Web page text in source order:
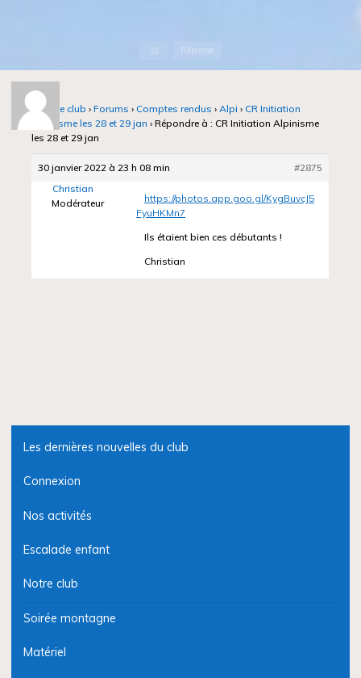
AccueilRéponse
Notre club › Forums › Comptes rendus › Alpi › CR Initiation
Alpinisme les 28 et 29 jan › Répondre à : CR Initiation Alpinisme
les 28 et 29 jan
30 janvier 2022 à 23 h 08 min
#2875
Christian
Modérateur
https://photos.app.goo.gl/KygBuvcJ5
FyuHKMn7
Ils étaient bien ces débutants !
Christian
Les dernières nouvelles du club
Connexion
Nos activités
Escalade enfant
Notre club
Soirée montagne
Matériel